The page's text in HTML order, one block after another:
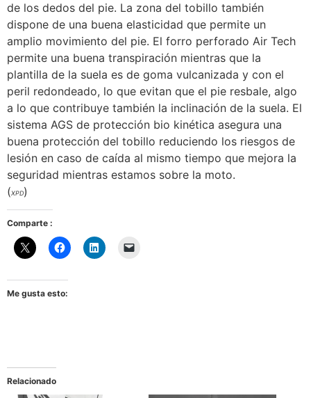
de los dedos del pie. La zona del tobillo también
dispone de una buena elasticidad que permite un
amplio movimiento del pie. El forro perforado Air Tech
permite una buena transpiración mientras que la
plantilla de la suela es de goma vulcanizada y con el
peril redondeado, lo que evitan que el pie resbale, algo
a lo que contribuye también la inclinación de la suela. El
sistema AGS de protección bio kinética asegura una
buena protección del tobillo reduciendo los riesgos de
lesión en caso de caída al mismo tiempo que mejora la
seguridad mientras estamos sobre la moto.
(XPD)
Comparte :
Me gusta esto:
Relacionado